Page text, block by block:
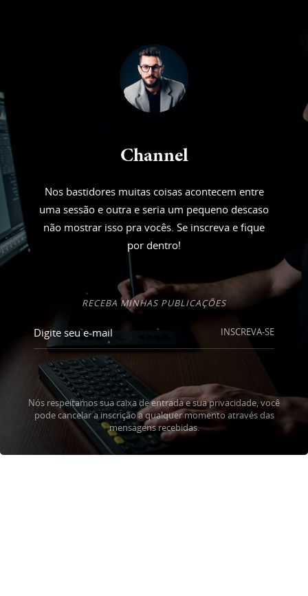
Channel
Nos bastidores muitas coisas acontecem entre
uma sessão e outra e seria um pequeno descaso
não mostrar isso pra vocês. Se inscreva e fique
por dentro!
RECEBA MINHAS PUBLICAÇÕES
INSCREVA-SE
Nós respeitamos sua caixa de entrada e sua privacidade, você
pode cancelar a inscrição a qualquer momento através das
mensagens recebidas.